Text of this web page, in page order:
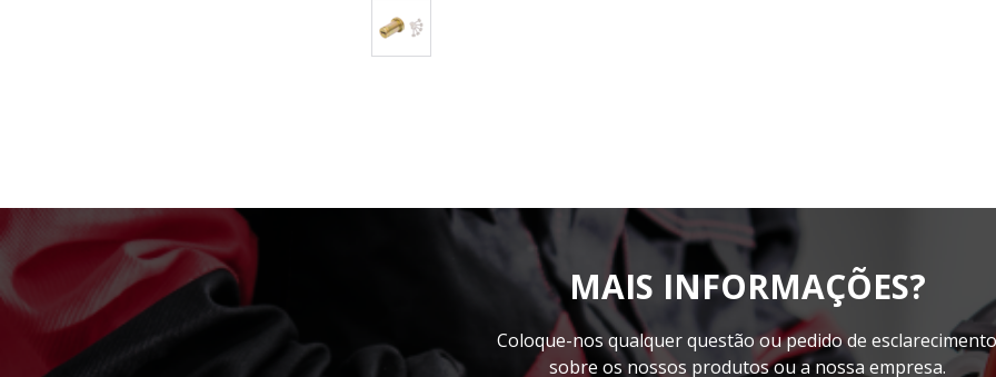
MAIS INFORMAÇÕES?
Coloque-nos qualquer questão ou pedido de esclarecimento
sobre os nossos produtos ou a nossa empresa.